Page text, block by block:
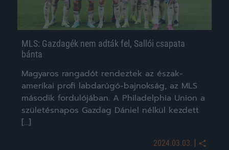
MLS: Gazdagék nem adták fel, Sallói csapata
bánta
Magyaros rangadót rendeztek az észak-
amerikai profi labdarúgó-bajnokság, az MLS
második fordulójában. A Philadelphia Union a
születésnapos Gazdag Dániel nélkül kezdett
[…]
2024.03.03. |